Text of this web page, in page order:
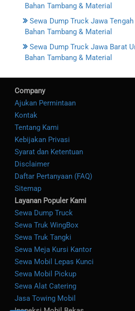
Bahan Tambang & Material
Sewa Dump Truck Jawa
Bahan Tambang & Material
Sewa Dump Truck Jawa Barat
Bahan Tambang & Material
Company
Ajukan Permintaan
Kontak
Tentang Kami
Kebijakan Privasi
Syarat dan Ketentuan
Disclaimer
Daftar Pertanyaan (FAQ)
Sitemap
Layanan Populer Kami
Sewa Dump Truck
Sewa Truk WingBox
Sewa Truk Tangki
Sewa Meja Kursi Kantor
Sewa Mobil Lepas Kunci
Sewa Mobil Pickup
Sewa Alat Catering
Jasa Towing Mobil